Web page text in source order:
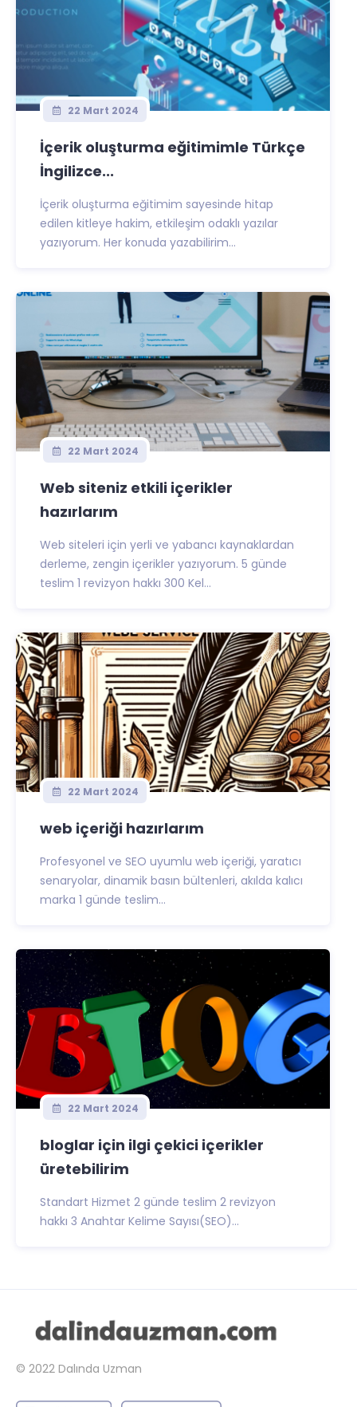
22 Mart 2024
İçerik oluşturma eğitimimle Türkçe
İngilizce...
İçerik oluşturma eğitimim sayesinde hitap
edilen kitleye hakim, etkileşim odaklı yazılar
yazıyorum. Her konuda yazabilirim...
22 Mart 2024
Web siteniz etkili içerikler
hazırlarım
Web siteleri için yerli ve yabancı kaynaklardan
derleme, zengin içerikler yazıyorum. 5 günde
teslim 1 revizyon hakkı 300 Kel...
22 Mart 2024
web içeriği hazırlarım
Profesyonel ve SEO uyumlu web içeriği, yaratıcı
senaryolar, dinamik basın bültenleri, akılda kalıcı
marka 1 günde teslim...
22 Mart 2024
bloglar için ilgi çekici içerikler
üretebilirim
Standart Hizmet 2 günde teslim 2 revizyon
hakkı 3 Anahtar Kelime Sayısı(SEO)...
© 2022 Dalında Uzman